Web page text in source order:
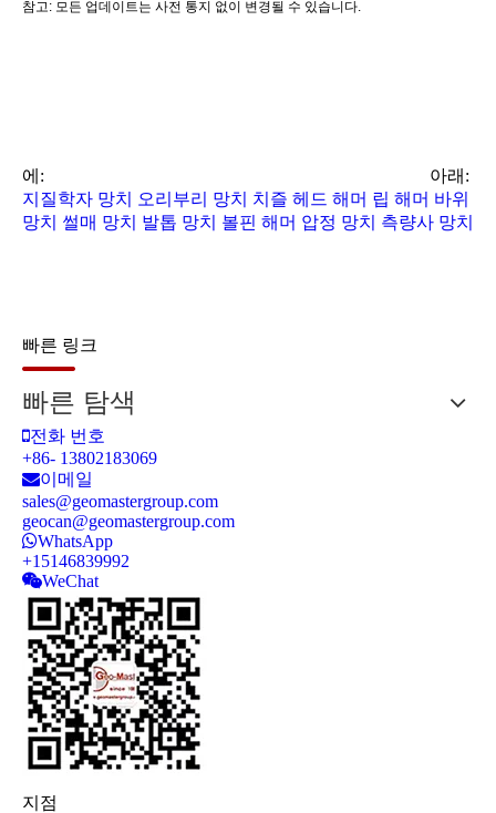
참고: 모든 업데이트는 사전 통지 없이 변경될 수 있습니다.
에:
아래:
지질학자 망치
오리부리 망치 치즐 헤드 해머 립 해머 바위
망치
썰매 망치 발톱 망치 볼핀 해머 압정 망치 측량사 망치
빠른 링크
빠른 탐색
전화 번호
+86- 13802183069
이메일
sales@geomastergroup.com
geocan@geomastergroup.com
WhatsApp
+15146839992
WeChat
지점